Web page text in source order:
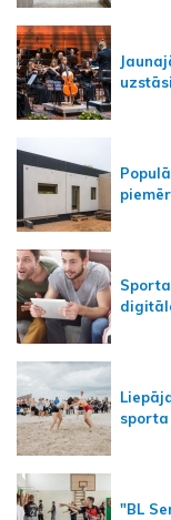
"BL